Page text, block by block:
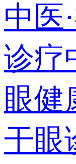
中医
诊疗
眼健
干眼